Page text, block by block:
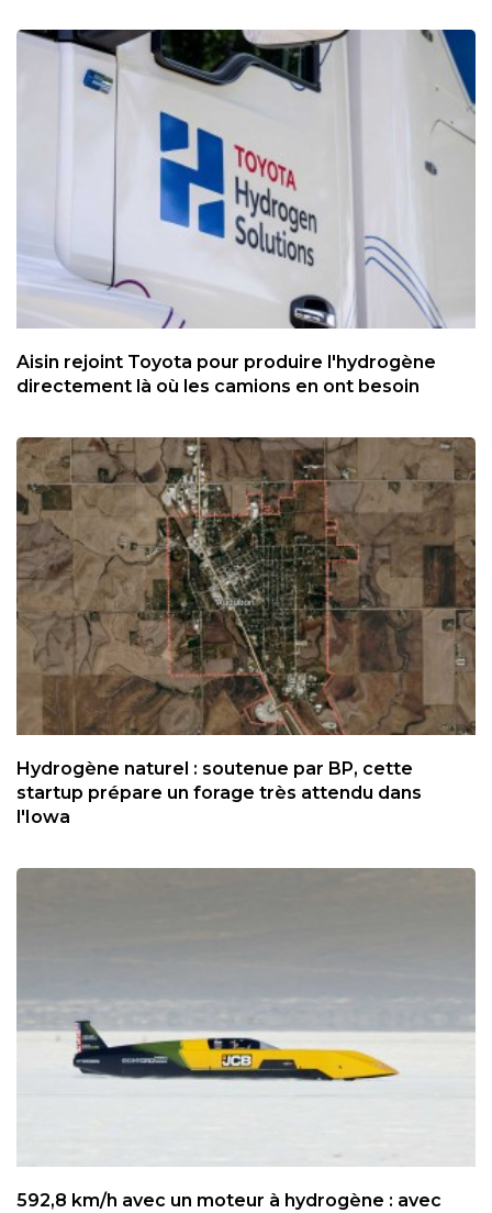
Aisin rejoint Toyota pour produire l'hydrogène
directement là où les camions en ont besoin
Hydrogène naturel : soutenue par BP, cette
startup prépare un forage très attendu dans
l'Iowa
592,8 km/h avec un moteur à hydrogène : avec